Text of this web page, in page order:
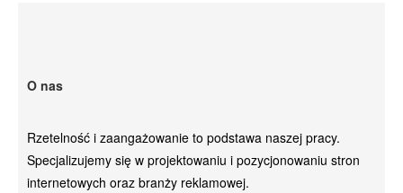
O nas
Rzetelność i zaangażowanie to podstawa naszej pracy.
Specjalizujemy się w projektowaniu i pozycjonowaniu stron
internetowych oraz branży reklamowej.